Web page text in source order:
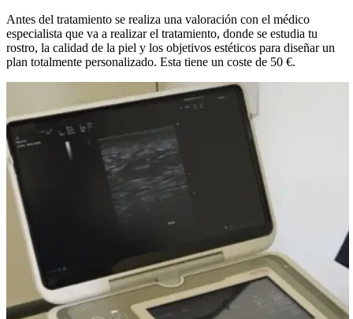
Antes del tratamiento se realiza una valoración con el médico
especialista que va a realizar el tratamiento, donde se estudia tu
rostro, la calidad de la piel y los objetivos estéticos para diseñar un
plan totalmente personalizado. Esta tiene un coste de 50 €.